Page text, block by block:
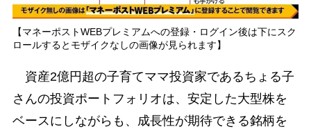
【マネーポストWEBプレミアムへの登録・ログイン後は下にスク
ロールするとモザイクなしの画像が見られます】
資産2億円超の子育てママ投資家であるちょる子
さんの投資ポートフォリオは、安定した大型株を
ベースにしながらも、成長性が期待できる銘柄を